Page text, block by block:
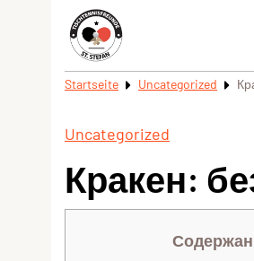
Startseite Uncategorized
Uncategorized
Кракен: